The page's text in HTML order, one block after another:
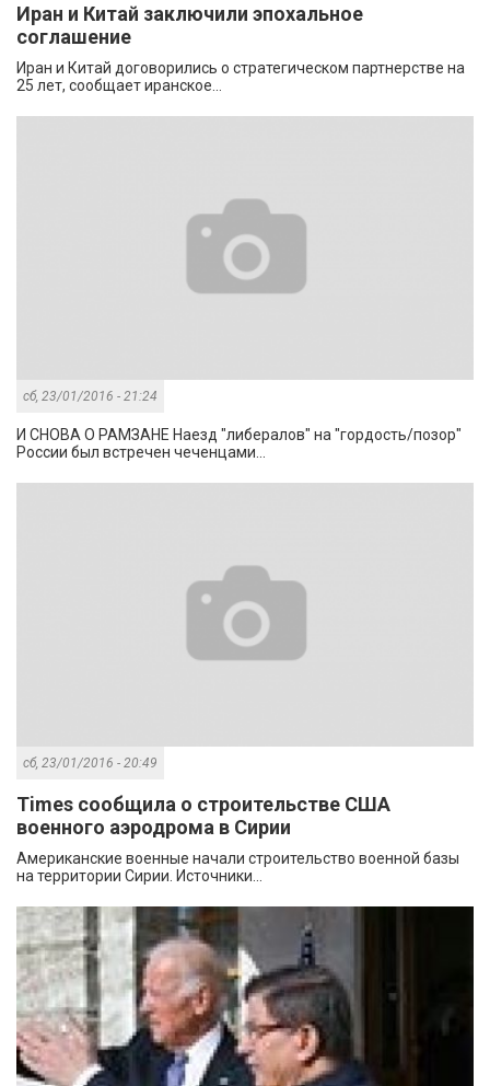
Иран и Китай заключили эпохальное
соглашение
Иран и Китай договорились о стратегическом партнерстве на
25 лет, сообщает иранское...
сб, 23/01/2016 - 21:24
И СНОВА О РАМЗАНЕ Наезд "либералов" на "гордость/позор"
России был встречен чеченцами...
сб, 23/01/2016 - 20:49
Times сообщила о строительстве США
военного аэродрома в Сирии
Американские военные начали строительство военной базы
на территории Сирии. Источники...